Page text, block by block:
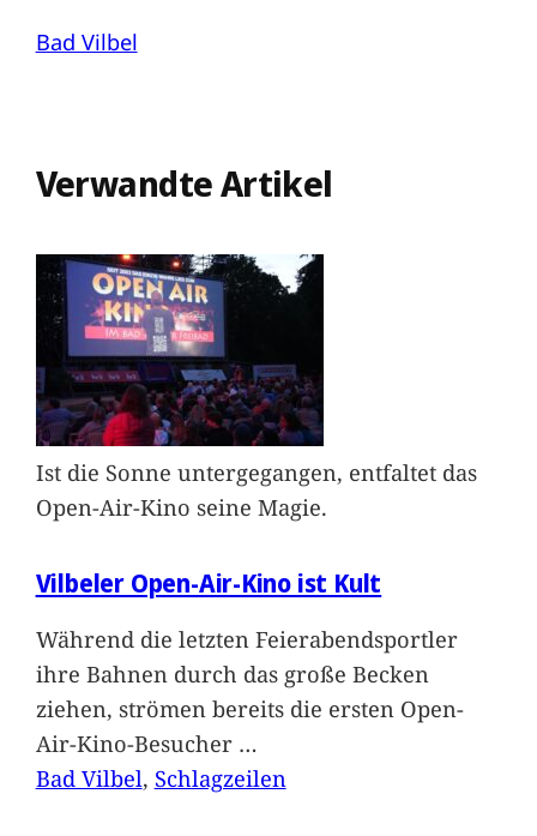
Bad Vilbel
Verwandte Artikel
Ist die Sonne untergegangen, entfaltet das
Open-Air-Kino seine Magie.
Vilbeler Open-Air-Kino ist Kult
Während die letzten Feierabendsportler
ihre Bahnen durch das große Becken
ziehen, strömen bereits die ersten Open-
Air-Kino-Besucher …
Bad Vilbel, Schlagzeilen